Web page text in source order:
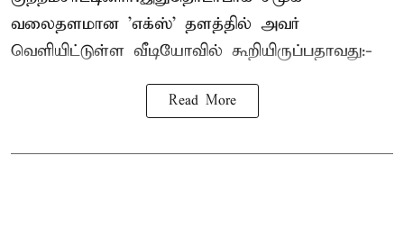
வலைதளமான 'எக்ஸ்' தளத்தில் அவர்
வெளியிட்டுள்ள வீடியோவில் கூறியிருப்பதாவது:-
Read More